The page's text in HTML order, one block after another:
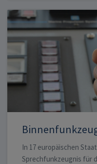
In 17 europäischen
Sprechfunkzeugnis für